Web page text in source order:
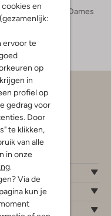
en
ervoor te
op
in
profiel op
gedrag voor
Door
te klikken,
van alle
in onze
Via de
kun je
Handschoenen Dames